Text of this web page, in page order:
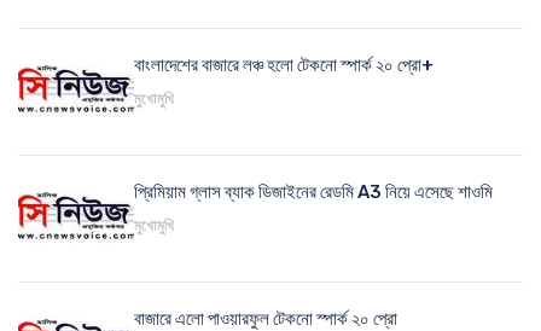
বাংলাদেশের বাজারে লঞ্চ হলো টেকনো স্পার্ক ২০ প্রো+
মুখোমুখি
প্রিমিয়াম গ্লাস ব্যাক ডিজাইনের রেডমি A3 নিয়ে এসেছে শাওমি
মুখোমুখি
বাজারে এলো পাওয়ারফুল টেকনো স্পার্ক ২০ প্রো